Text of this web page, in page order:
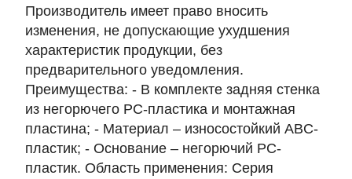
Производитель имеет право вносить
изменения, не допускающие ухудшения
характеристик продукции, без
предварительного уведомления.
Преимущества: - В комплекте задняя стенка
из негорючего PC-пластика и монтажная
пластина; - Материал – износостойкий ABC-
пластик; - Основание – негорючий PC-
пластик. Область применения: Серия